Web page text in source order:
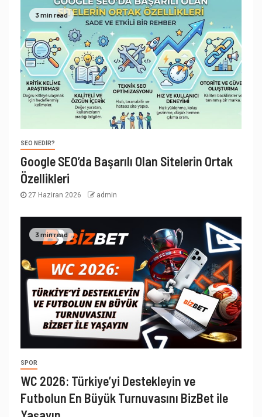
3 min read
SEO NEDIR?
Google SEO’da Başarılı Olan Sitelerin Ortak
Özellikleri
27 Haziran 2026 admin
3 min read
SPOR
WC 2026: Türkiye’yi Destekleyin ve
Futbolun En Büyük Turnuvasını BizBet ile